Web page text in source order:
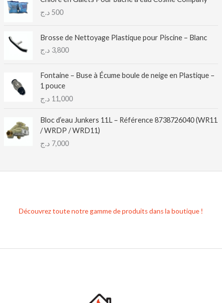
500 د.ج
Brosse de Nettoyage Plastique pour Piscine – Blanc
3,800 د.ج
Fontaine – Buse à Écume boule de neige en Plastique –
1 pouce
11,000 د.ج
Bloc d’eau Junkers 11L – Référence 8738726040 (WR11
/ WRDP / WRD11)
7,000 د.ج
Découvrez toute notre gamme de produits dans la boutique !